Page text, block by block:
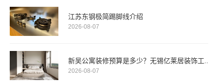
江苏东钢极简踢脚线介绍
2026-08-07
新吴公寓装修预算是多少？无锡亿莱居装饰工..
2026-08-07